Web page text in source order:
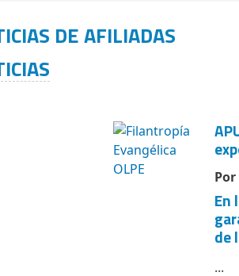
DE AFILIADAS
En
de
...